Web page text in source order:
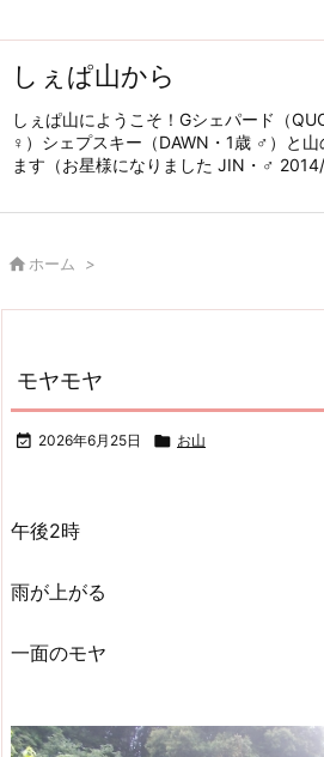
しぇぱ山から
しぇぱ山にようこそ！Gシェパード（
♀）シェプスキー（DAWN・1歳 ♂）と
ます（お星様になりました JIN・♂
 ホーム >
モヤモヤ
 2026年6月25日  お山
午後2時
雨が上がる
一面のモヤ